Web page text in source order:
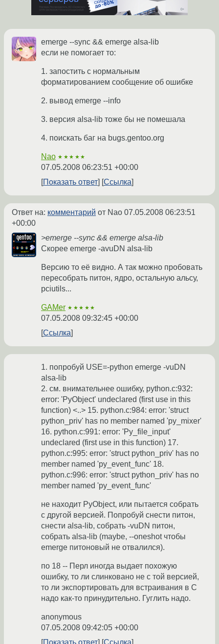
emerge --sync && emerge alsa-lib
если не помогает то:
1. запостить с нормальным
форматированием сообщение об ошибке
2. вывод emerge --info
3. версия alsa-lib тоже бы не помешала
4. поискать баг на bugs.gentoo.org
Nao ★★★★★
07.05.2008 06:23:51 +00:00
Показать ответ
Ссылка
Ответ на: комментарий от Nao 07.05.2008 06:23:51
+00:00
>emerge --sync && emerge alsa-lib
Скорее emerge -avuDN alsa-lib
Версию то её видно. А так можно пробовать
пересобрать питон, ядро, остальную альсу,
pciutils...
GAMer ★★★★★
07.05.2008 09:32:45 +00:00
Ссылка
1. попробуй USE=-python emerge -vuDN
alsa-lib
2. см. внимательнее ошибку, python.c:932:
error: 'PyObject' undeclared (first use in this
function) <..> 15. python.c:984: error: 'struct
python_priv' has no member named 'py_mixer'
16. python.c:991: error: 'Py_file_input'
undeclared (first use in this function) 17.
python.c:995: error: 'struct python_priv' has no
member named 'py_event_func' 18.
python.c:996: error: 'struct python_priv' has no
member named 'py_event_func'
не находит PyObject, или пытается собрать
с другой версией. Попробуй снести питон,
снести alsa-lib, собрать -vuDN питон,
собрать alsa-lib (maybe, --oneshot чтобы
emerge питоновый не отвалился).
по 18 -- Перл иногда выдает похожую
ошибку, то ли слинковано не с той версией,
то ли экспортировать для встраивания в С
надо как-то принудительно. Гуглить надо.
anonymous
07.05.2008 09:42:05 +00:00